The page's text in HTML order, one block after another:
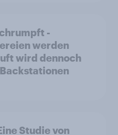
-
werden
wird dennoch
Studie von